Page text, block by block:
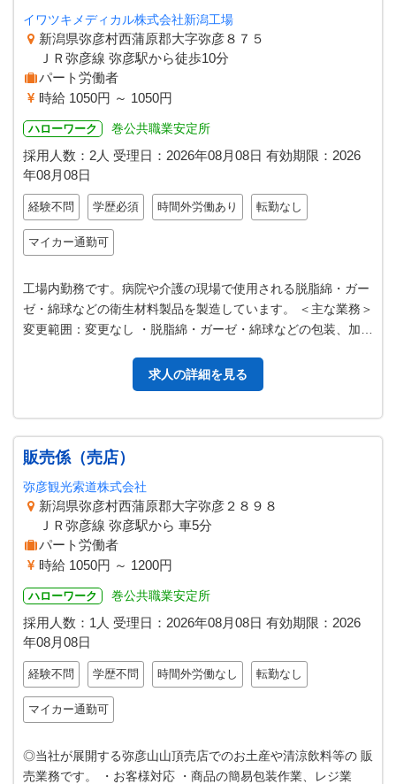
イワツキメディカル株式会社新潟工場
新潟県弥彦村西蒲原郡大字弥彦８７５
ＪＲ弥彦線 弥彦駅から徒歩10分
パート労働者
時給 1050円 ～ 1050円
ハローワーク 巻公共職業安定所
採用人数：2人 受理日： 2026年08月08日 有効期限： 2026
年08月08日
経験不問 学歴必須 時間外労働あり 転勤なし
マイカー通勤可
工場内勤務です。病院や介護の現場で使用される脱脂綿・ガー
ゼ・綿球などの衛生材料製品を製造しています。 ＜主な業務＞
変更範囲：変更なし ・脱脂綿・ガーゼ・綿球などの包装、加
求人の詳細を見る
販売係（売店）
弥彦観光索道株式会社
新潟県弥彦村西蒲原郡大字弥彦２８９８
ＪＲ弥彦線 弥彦駅から 車5分
パート労働者
時給 1050円 ～ 1200円
ハローワーク 巻公共職業安定所
採用人数：1人 受理日： 2026年08月08日 有効期限： 2026
年08月08日
経験不問 学歴不問 時間外労働なし 転勤なし
マイカー通勤可
◎当社が展開する弥彦山山頂売店でのお土産や清涼飲料等の 販
売業務です。 ・お客様対応 ・商品の簡易包装作業、レジ業